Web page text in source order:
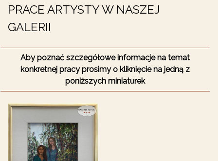
PRACE ARTYSTY W NASZEJ
GALERII
Aby poznać szczegółowe informacje na temat
konkretnej pracy prosimy o kliknięcie na jedną z
poniższych miniaturek